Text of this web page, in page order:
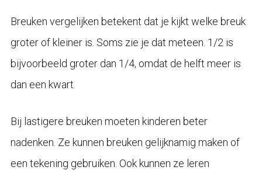
Breuken vergelijken betekent dat je kijkt welke breuk
groter of kleiner is. Soms zie je dat meteen. 1/2 is
bijvoorbeeld groter dan 1/4, omdat de helft meer is
dan een kwart.
Bij lastigere breuken moeten kinderen beter
nadenken. Ze kunnen breuken gelijknamig maken of
een tekening gebruiken. Ook kunnen ze leren